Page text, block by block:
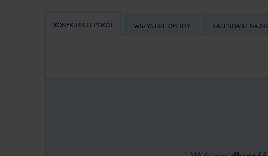
KONFIGURUJ POKÓJ WSZYSTKIE OFERTY KALENDARZ